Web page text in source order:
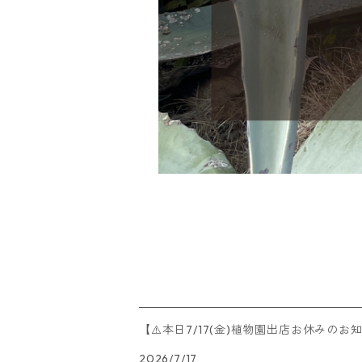
【⚠️本日7/17(金)植物園出店お休みのお
2026/7/17